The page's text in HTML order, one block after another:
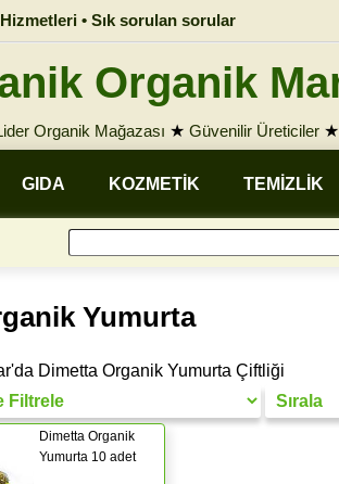
• Sık sorulan sorular
Organik
Organik Mağazası ★ Güvenilir Üreticiler ★
GIDA KOZMETİK TEMİZLİK
Yumurta
Dimetta Organik Yumurta Çiftliği
Dimetta Organik
Yumurta 10 adet